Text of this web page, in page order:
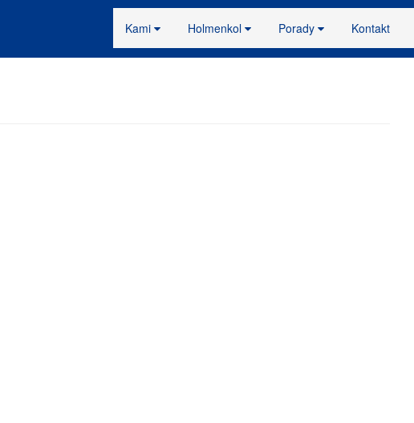
Kami Holmenkol Porady Kontakt